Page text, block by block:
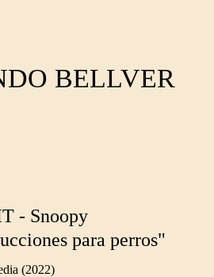
BELLVER
- Snoopy
para perros"
(2022)